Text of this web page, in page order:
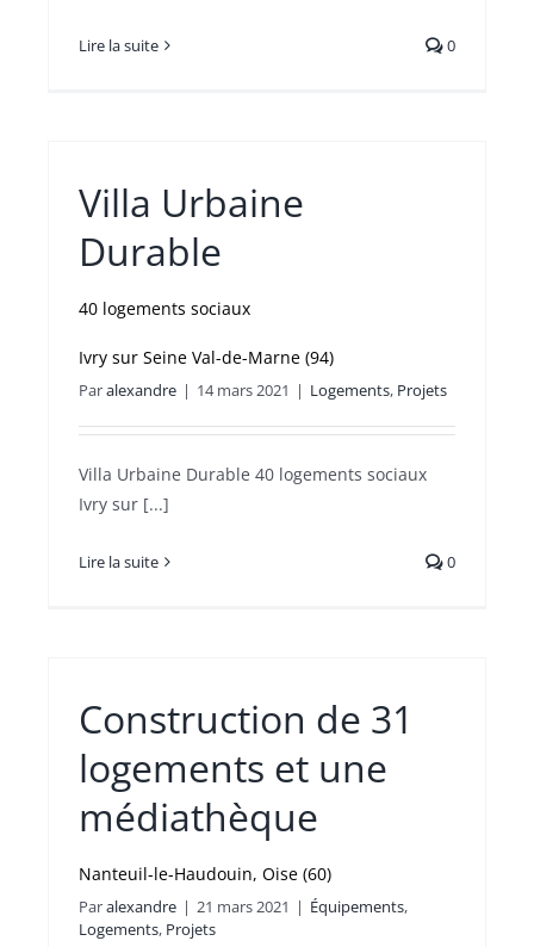
Lire la suite 0
Villa Urbaine
Durable
40 logements sociaux
Ivry sur Seine Val-de-Marne (94)
Paralexandre | 14 mars 2021 | Logements, Projets
Villa Urbaine Durable 40 logements sociaux
Ivry sur [...]
Lire la suite 0
Construction de 31
logements et une
médiathèque
Nanteuil-le-Haudouin, Oise (60)
Paralexandre | 21 mars 2021 | Équipements,
Logements, Projets